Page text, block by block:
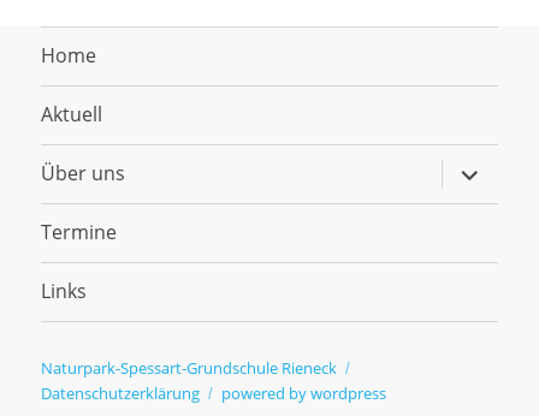
Home
Aktuell
Über uns anzeigen
Termine
Links
Naturpark-Spessart-Grundschule Rieneck
Datenschutzerklärung